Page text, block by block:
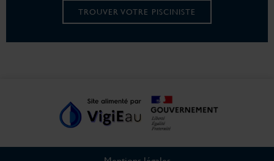
TROUVER VOTRE PISCINISTE